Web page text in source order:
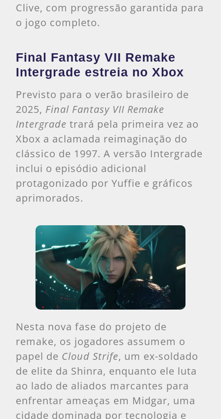
Clive, com progressão garantida para
o jogo completo.
Final Fantasy VII Remake
Intergrade estreia no Xbox
Previsto para o verão brasileiro de
2025, Final Fantasy VII Remake
Intergrade trará pela primeira vez ao
Xbox a aclamada reimaginação do
clássico de 1997. A versão Intergrade
inclui o episódio adicional
protagonizado por Yuffie e gráficos
aprimorados.
Nesta nova fase do projeto de
remake, os jogadores assumem o
papel de Cloud Strife, um ex-soldado
de elite da Shinra, enquanto ele luta
ao lado de aliados marcantes para
enfrentar ameaças em Midgar, uma
cidade dominada por tecnologia e